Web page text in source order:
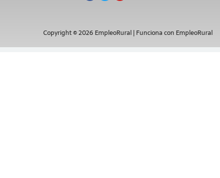
Copyright © 2026 EmpleoRural | Funciona con EmpleoRural